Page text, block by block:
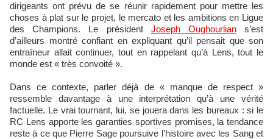
dirigeants ont prévu de se réunir rapidement pour mettre les
choses à plat sur le projet, le mercato et les ambitions en Ligue
des Champions. Le président Joseph Oughourlians’est
d’ailleurs montré confiant en expliquant qu’il pensait que son
entraîneur allait continuer, tout en rappelant qu’à Lens, tout le
monde est « très convoité ».
Dans ce contexte, parler déjà de « manque de respect »
ressemble davantage à une interprétation qu’à une vérité
factuelle. Le vrai tournant, lui, se jouera dans les bureaux : si le
RC Lens apporte les garanties sportives promises, la tendance
reste à ce que Pierre Sage poursuive l’histoire avec les Sang et